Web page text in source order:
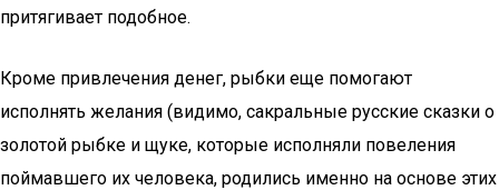
притягивает подобное.
Кроме привлечения денег, рыбки еще помогают
исполнять желания (видимо, сакральные русские сказки о
золотой рыбке и щуке, которые исполняли повеления
поймавшего их человека, родились именно на основе этих